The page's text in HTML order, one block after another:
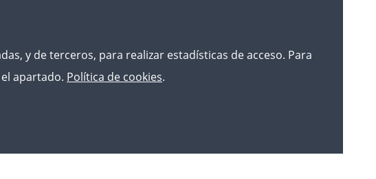
y de terceros, para realizar estadísticas de acceso. Para
apartado. Política de cookies.